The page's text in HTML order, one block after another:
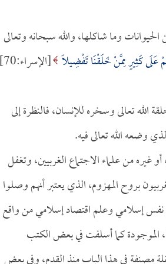
وما شاكلها، والله سبحانه وتعالى
عَلَى كَثِيرٍ مِمَّنْ خَلَقْنَا تَفْضِيلاً
الله تعالى وسخره للإنسان، فالنظرة إلى
وضعه الله تعالى فيه.
غيره من علماء الاجتماع الغربيين، وتغفل
بروح المهزوم، الذي يعتبر أنهم وصلوا
نفس إسلامي وعلم اقتصاد إسلامي من واقع
الموجودة كما أسلفت في بعض الكتب